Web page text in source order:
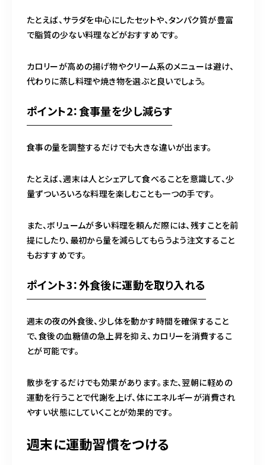
たとえば、サラダを中心にしたセットや、タンパク質が豊富
で脂質の少ない料理などがおすすめです。
カロリーが高めの揚げ物やクリーム系のメニューは避け、
代わりに蒸し料理や焼き物を選ぶと良いでしょう。
ポイント2：食事量を少し減らす
食事の量を調整するだけでも大きな違いが出ます。
たとえば、週末は人とシェアして食べることを意識して、少
量ずついろいろな料理を楽しむことも一つの手です。
また、ボリュームが多い料理を頼んだ際には、残すことを前
提にしたり、最初から量を減らしてもらうよう注文すること
もおすすめです。
ポイント3：外食後に運動を取り入れる
週末の夜の外食後、少し体を動かす時間を確保すること
で、食後の血糖値の急上昇を抑え、カロリーを消費するこ
とが可能です。
散歩をするだけでも効果があります。また、翌朝に軽めの
運動を行うことで代謝を上げ、体にエネルギーが消費され
やすい状態にしていくことが効果的です。
週末に運動習慣をつける